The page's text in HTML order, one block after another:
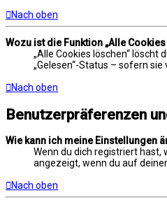
Nach oben
Wozu ist die Funktion „Alle
„Alle Cookies löschen“
„Gelesen“-Status – sofern
Nach oben
Benutzerpräferenzen
Wie kann ich meine Einstellungen
Wenn du dich registriert hast,
angezeigt, wenn du auf
Nach oben